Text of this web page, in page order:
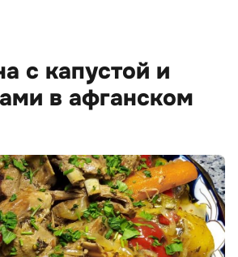
с капустой и
в афганском